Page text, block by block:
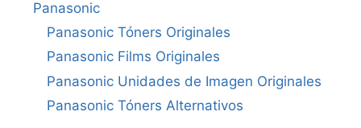
Panasonic
Panasonic Tóners Originales
Panasonic Films Originales
Panasonic Unidades de Imagen Originales
Panasonic Tóners Alternativos